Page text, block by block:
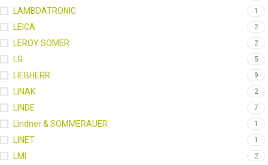
LAMBDATRONIC 1
LEICA 2
LEROY SOMER 2
LG 5
LIEBHERR 9
LINAK 2
LINDE 7
Lindner & SOMMERAUER 1
LINET 1
LMI 2